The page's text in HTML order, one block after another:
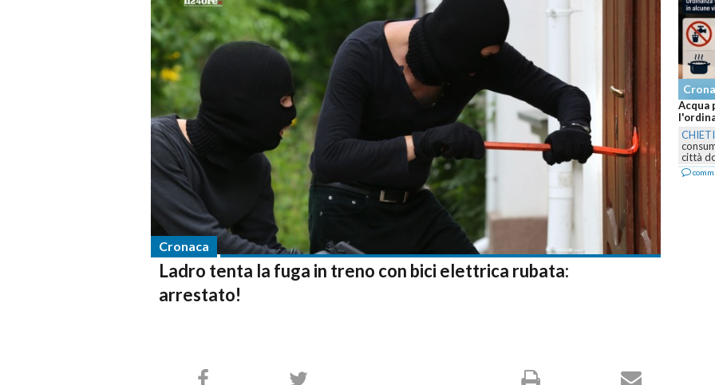
Cronaca
Ladro tenta la fuga in treno con bici elettrica rubata:
arrestato!
Acqua
CHIETI
città